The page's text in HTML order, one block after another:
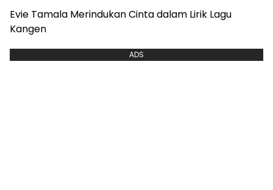
Evie Tamala Merindukan Cinta dalam Lirik Lagu
Kangen
ADS